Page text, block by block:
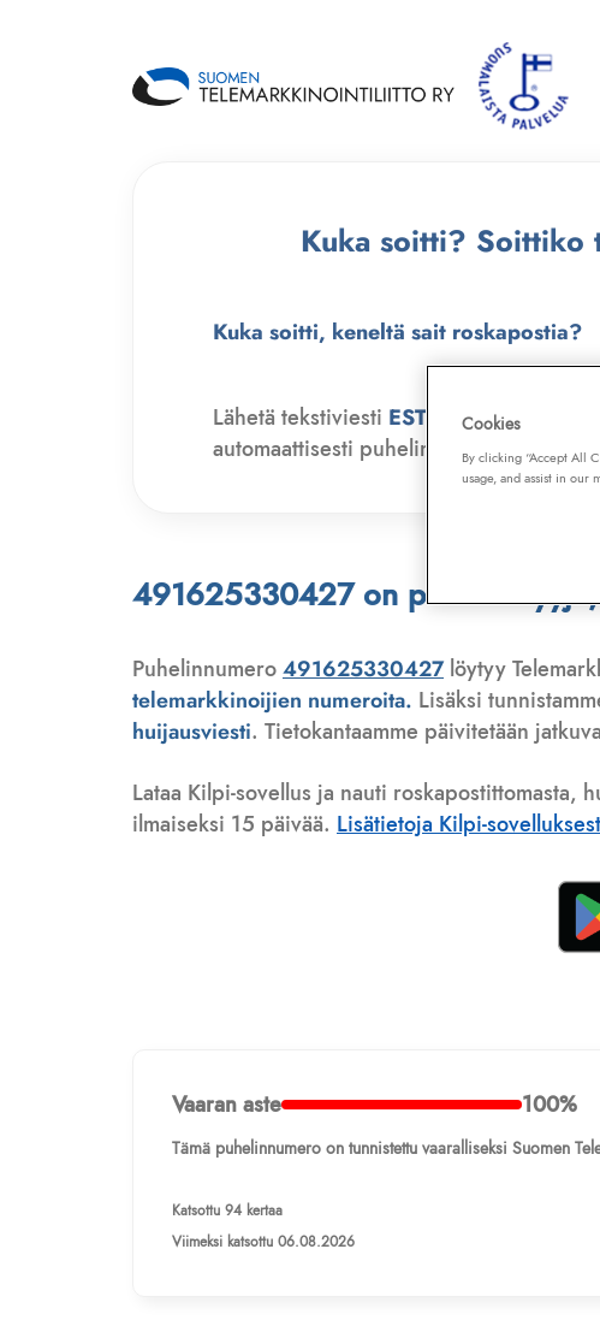
Kuka soitti? Soittiko
Kuka soitti, keneltä sait roskapostia?
Lähetä tekstiviesti ESTO numeroon
automaattisesti puhelinmyyjien soitot,
491625330427 on
Puhelinnumero491625330427löytyy
telemarkkinoijien numeroita. Lisäksi
huijausviesti. Tietokantaamme päivitetään
Lataa Kilpi-sovellus ja nauti roskapostittomasta,
ilmaiseksi 15 päivää. Lisätietoja Kilpi-
Vaaran aste 100%
Tämä puhelinnumero on tunnistettu vaaralliseksi Suomen
Katsottu 94 kertaa
Viimeksi katsottu 06.08.2026
Cookies
By clicking “Accept All
usage, and assist in our